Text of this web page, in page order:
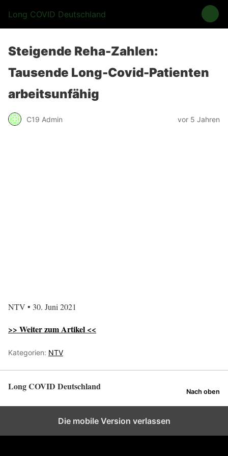
Long COVID Deutschland
Steigende Reha-Zahlen:
Tausende Long-Covid-Patienten
arbeitsunfähig
C19 Admin vor 5 Jahren
NTV • 30. Juni 2021
>> Weiter zum Artikel <<
Kategorien: NTV
Long COVID Deutschland Nach oben
Die mobile Version verlassen